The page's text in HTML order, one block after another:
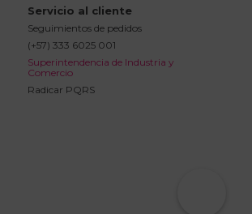
Servicio al cliente
Seguimientos de pedidos
(+57) 333 6025 001
Superintendencia de Industria y
Comercio
Radicar PQRS